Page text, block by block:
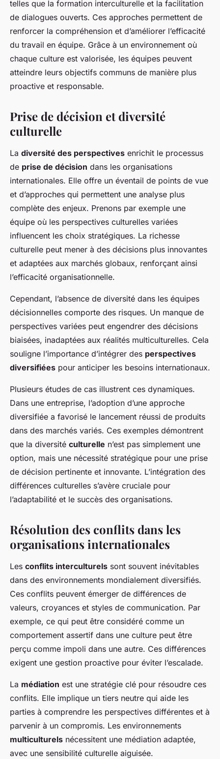
telles que la formation interculturelle et la facilitation
de dialogues ouverts. Ces approches permettent de
renforcer la compréhension et d’améliorer l’efficacité
du travail en équipe. Grâce à un environnement où
chaque culture est valorisée, les équipes peuvent
atteindre leurs objectifs communs de manière plus
proactive et responsable.
Prise de décision et diversité
culturelle
La diversité des perspectives enrichit le processus
de prise de décision dans les organisations
internationales. Elle offre un éventail de points de vue
et d’approches qui permettent une analyse plus
complète des enjeux. Prenons par exemple une
équipe où les perspectives culturelles variées
influencent les choix stratégiques. La richesse
culturelle peut mener à des décisions plus innovantes
et adaptées aux marchés globaux, renforçant ainsi
l’efficacité organisationnelle.
Cependant, l’absence de diversité dans les équipes
décisionnelles comporte des risques. Un manque de
perspectives variées peut engendrer des décisions
biaisées, inadaptées aux réalités multiculturelles. Cela
souligne l’importance d’intégrer des perspectives
diversifiées pour anticiper les besoins internationaux.
Plusieurs études de cas illustrent ces dynamiques.
Dans une entreprise, l’adoption d’une approche
diversifiée a favorisé le lancement réussi de produits
dans des marchés variés. Ces exemples démontrent
que la diversité culturelle n’est pas simplement une
option, mais une nécessité stratégique pour une prise
de décision pertinente et innovante. L’intégration des
différences culturelles s’avère cruciale pour
l’adaptabilité et le succès des organisations.
Résolution des conflits dans les
organisations internationales
Les conflits interculturels sont souvent inévitables
dans des environnements mondialement diversifiés.
Ces conflits peuvent émerger de différences de
valeurs, croyances et styles de communication. Par
exemple, ce qui peut être considéré comme un
comportement assertif dans une culture peut être
perçu comme impoli dans une autre. Ces différences
exigent une gestion proactive pour éviter l’escalade.
La médiation est une stratégie clé pour résoudre ces
conflits. Elle implique un tiers neutre qui aide les
parties à comprendre les perspectives différentes et à
parvenir à un compromis. Les environnements
multiculturels nécessitent une médiation adaptée,
avec une sensibilité culturelle aiguisée.